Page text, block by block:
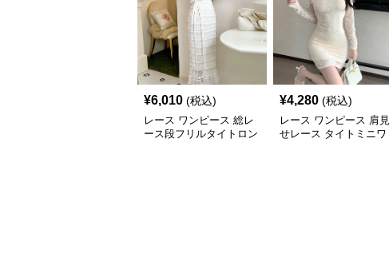
¥6,010 (税込)
レース ワンピース 総レ
ース段フリルタイトロン
¥4,280 (税込)
レース ワンピース 肩見
せレース タイトミニワ